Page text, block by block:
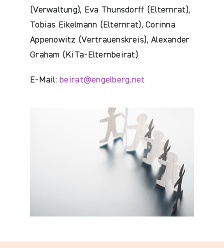
(Verwaltung), Eva Thunsdorff (Elternrat),
Tobias Eikelmann (Elternrat), Corinna
Appenowitz (Vertrauenskreis), Alexander
Graham (KiTa-Elternbeirat)
E-Mail: beirat@engelberg.net